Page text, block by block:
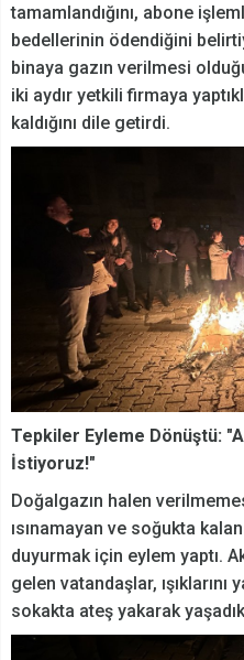
tamamlandığını, abone
bedellerinin ödendiğini
binaya gazın verilmesi
iki aydır yetkili firmaya
kaldığını dile getirdi.
Tepkiler Eyleme Dönüştü:
İstiyoruz!"
Doğalgazın halen
ısınamayan ve soğukta
duyurmak için eylem yaptı.
gelen vatandaşlar, ışıklarını
sokakta ateş yakarak